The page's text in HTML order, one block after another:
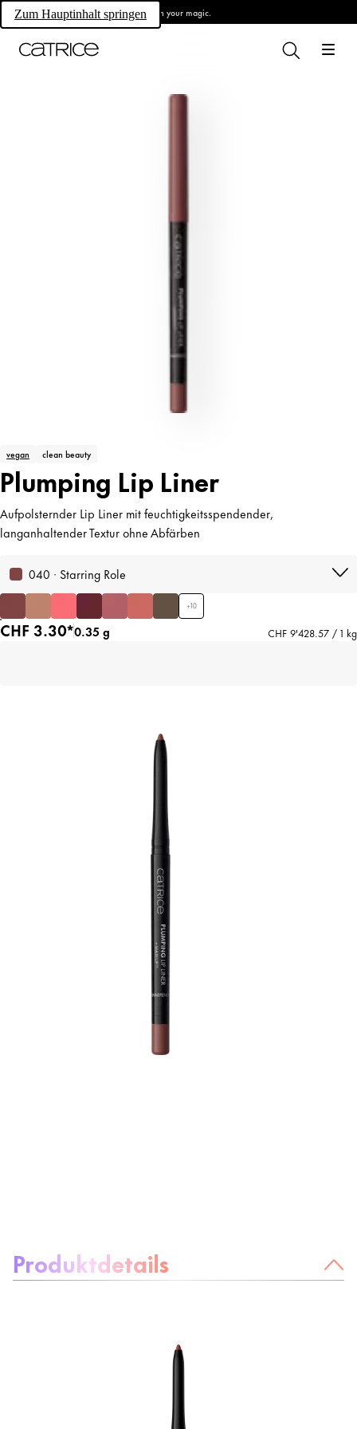
Zum Hauptinhalt springen Own your magic.
vegan clean beauty
Plumping Lip Liner
Aufpolsternder Lip Liner mit feuchtigkeitsspendender,
langanhaltender Textur ohne Abfärben
040 · Starring Role
+10
CHF 3.30*0.35 g CHF 9'428.57 / 1 kg
Produktdetails